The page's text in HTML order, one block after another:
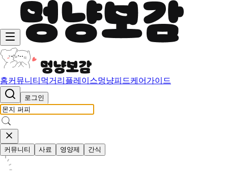
홈커뮤니티 먹거리 플레이스멍냥피드케어가이드
로그인
커뮤니티 사료 영양제 간식